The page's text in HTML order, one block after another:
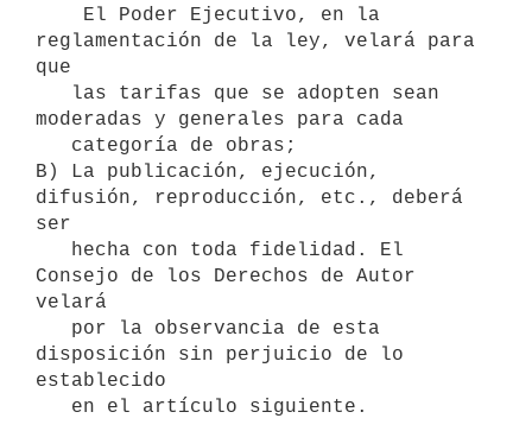
reglamentación de la ley, velará para
que
moderadas y generales para cada
B) La publicación, ejecución,
difusión, reproducción, etc., deberá
ser
Consejo de los Derechos de Autor
velará
disposición sin perjuicio de lo
establecido
   en el artículo siguiente.